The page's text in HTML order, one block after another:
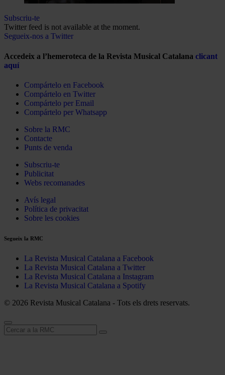
Subscriu-te
Twitter feed is not available at the moment.
Segueix-nos a Twitter
Accedeix a l’hemeroteca de la Revista Musical Catalana clicant
aquí
Compártelo en Facebook
Compártelo en Twitter
Compártelo per Email
Compártelo per Whatsapp
Sobre la RMC
Contacte
Punts de venda
Subscriu-te
Publicitat
Webs recomanades
Avís legal
Política de privacitat
Sobre les cookies
Segueix la RMC
La Revista Musical Catalana a Facebook
La Revista Musical Catalana a Twitter
La Revista Musical Catalana a Instagram
La Revista Musical Catalana a Spotify
© 2026 Revista Musical Catalana - Tots els drets reservats.
Cerca